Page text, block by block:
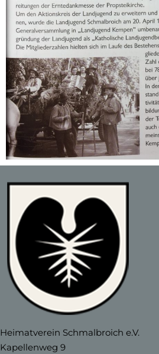
Heimatverein Schmalbroich e.V.
Kapellenweg 9